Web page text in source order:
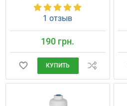
1 отзыв
190 грн.
КУПИТЬ